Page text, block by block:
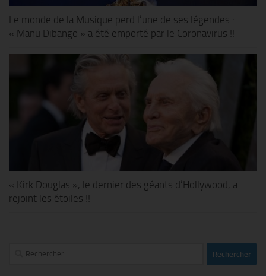
Le monde de la Musique perd l’une de ses légendes :
« Manu Dibango » a été emporté par le Coronavirus !!
« Kirk Douglas », le dernier des géants d’Hollywood, a
rejoint les étoiles !!
Rechercher :